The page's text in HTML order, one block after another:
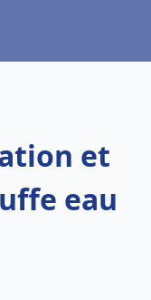
et
eau